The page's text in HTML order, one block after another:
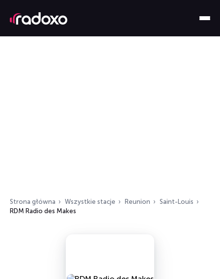
Strona główna Wszystkie stacje Reunion
Saint-Louis
RDM Radio des Makes